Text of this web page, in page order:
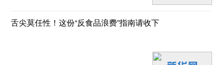
舌尖莫任性！这份“反食品浪费”指南请收下